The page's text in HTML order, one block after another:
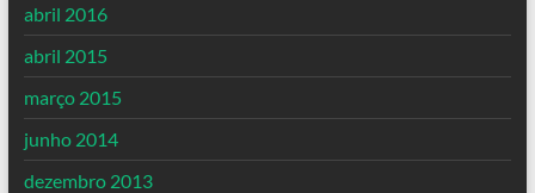
abril 2016
abril 2015
março 2015
junho 2014
dezembro 2013